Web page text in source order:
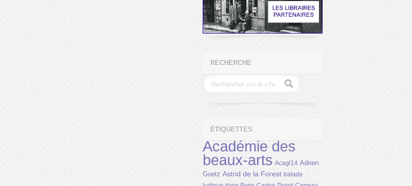
RECHERCHE
ÉTIQUETTES
Académie des
beaux-arts Acagl14 Adrien
Goetz Astrid de la Forest balade